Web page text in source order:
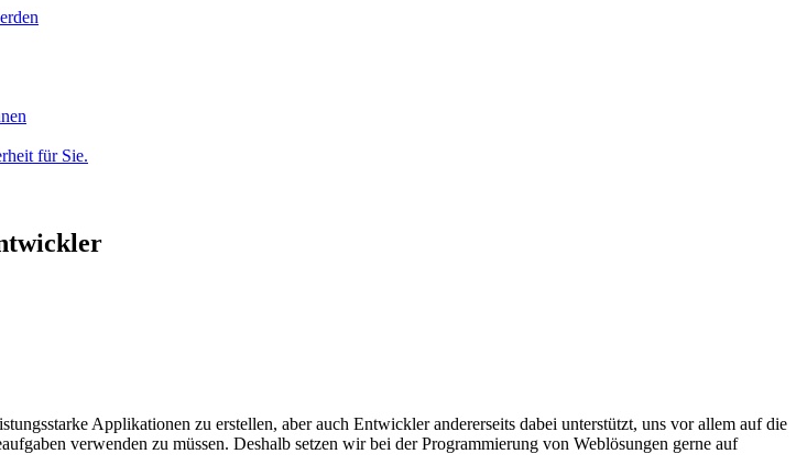
für Sie.
Applikationen zu erstellen, aber auch Entwickler andererseits dabei unterstützt, uns vor allem auf die
verwenden zu müssen. Deshalb setzen wir bei der Programmierung von Weblösungen gerne auf